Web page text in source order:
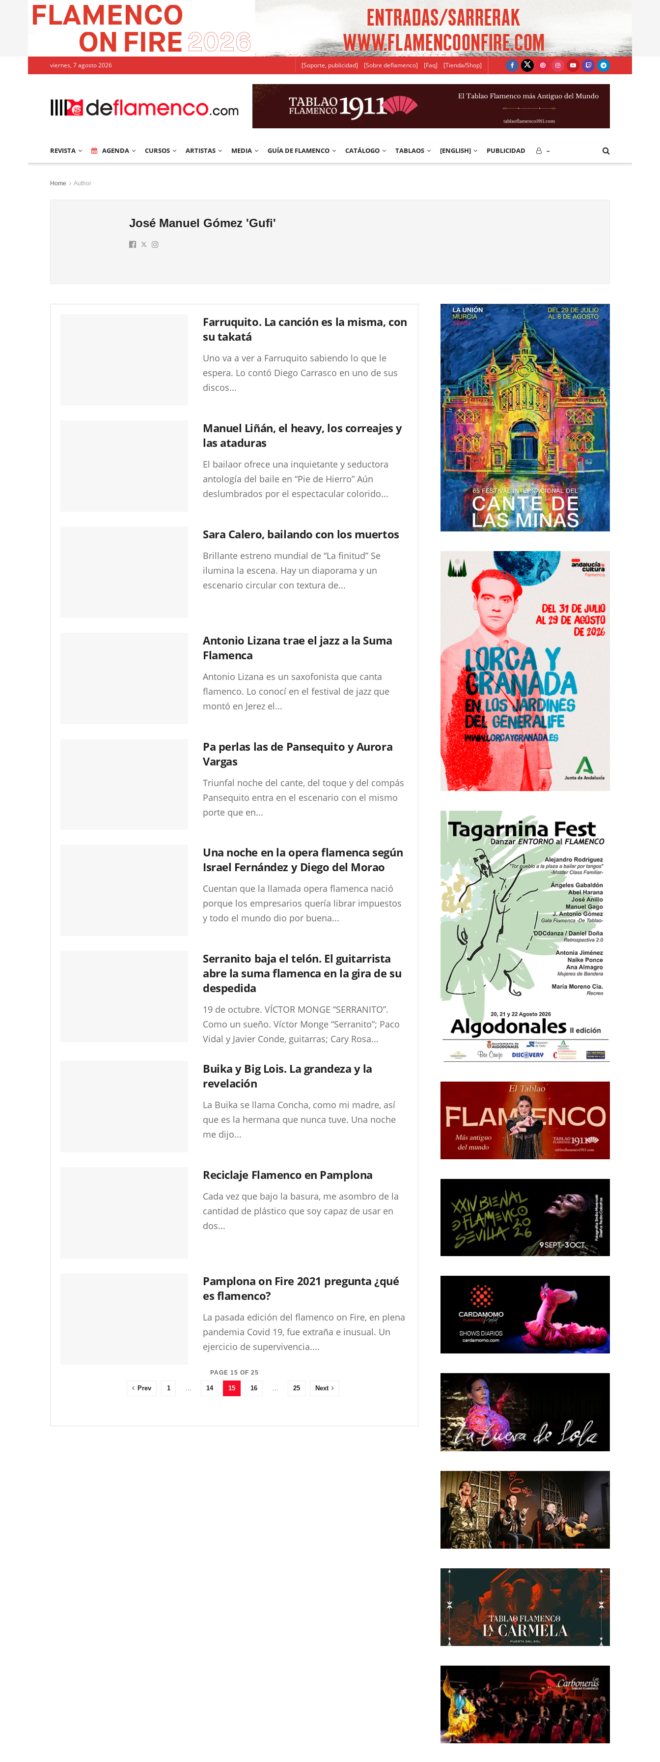
viernes, 7 agosto 2026 [Soporte, publicidad] [Sobre deflamenco] [Faq] [Tienda/Shop]
REVISTA AGENDA CURSOS ARTISTAS MEDIA GUÍA DE FLAMENCO CATÁLOGO TABLAOS [ENGLISH] PUBLICIDAD –
Home Author
José Manuel Gómez 'Gufi'
Farruquito. La canción es la misma, con
su takatá
Uno va a ver a Farruquito sabiendo lo que le
espera. Lo contó Diego Carrasco en uno de sus
discos...
Manuel Liñán, el heavy, los correajes y
las ataduras
El bailaor ofrece una inquietante y seductora
antología del baile en “Pie de Hierro” Aún
deslumbrados por el espectacular colorido...
Sara Calero, bailando con los muertos
Brillante estreno mundial de “La finitud” Se
ilumina la escena. Hay un diaporama y un
escenario circular con textura de...
Antonio Lizana trae el jazz a la Suma
Flamenca
Antonio Lizana es un saxofonista que canta
flamenco. Lo conocí en el festival de jazz que
montó en Jerez el...
Pa perlas las de Pansequito y Aurora
Vargas
Triunfal noche del cante, del toque y del compás
Pansequito entra en el escenario con el mismo
porte que en...
Una noche en la opera flamenca según
Israel Fernández y Diego del Morao
Cuentan que la llamada opera flamenca nació
porque los empresarios quería librar impuestos
y todo el mundo dio por buena...
Serranito baja el telón. El guitarrista
abre la suma flamenca en la gira de su
despedida
19 de octubre. VÍCTOR MONGE “SERRANITO”.
Como un sueño. Víctor Monge “Serranito”; Paco
Vidal y Javier Conde, guitarras; Cary Rosa...
Buika y Big Lois. La grandeza y la
revelación
La Buika se llama Concha, como mi madre, así
que es la hermana que nunca tuve. Una noche
me dijo...
Reciclaje Flamenco en Pamplona
Cada vez que bajo la basura, me asombro de la
cantidad de plástico que soy capaz de usar en
dos...
Pamplona on Fire 2021 pregunta ¿qué
es flamenco?
La pasada edición del flamenco on Fire, en plena
pandemia Covid 19, fue extraña e inusual. Un
ejercicio de supervivencia....
PAGE 15 OF 25
Prev 1 … 14 15 16 … 25 Next